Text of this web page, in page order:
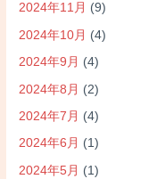
2024年11月 (9)
2024年10月 (4)
2024年9月 (4)
2024年8月 (2)
2024年7月 (4)
2024年6月 (1)
2024年5月 (1)